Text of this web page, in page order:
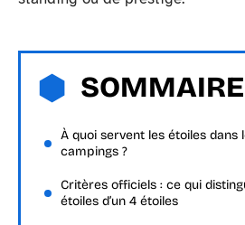
SOMMAIRE
À quoi servent les étoiles dans
campings ?
Critères officiels : ce qui
étoiles d’un 4 étoiles